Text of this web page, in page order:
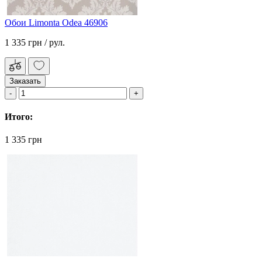
Обои Limonta Odea 46906
1 335 грн / рул.
Заказать
Итого:
1 335 грн